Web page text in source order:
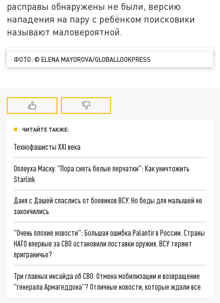
расправы обнаружены не были, версию
нападения на пару с ребёнком поисковики
называют маловероятной.
ФОТО: © ELENA MAYOROVA/GLOBALLOOKPRESS
ЧИТАЙТЕ ТАКЖЕ:
Технофашисты XXI века
Оплеуха Маску. "Пора снять белые перчатки": Как уничтожить
Starlink
Даня с Дашей спаслись от боевиков ВСУ. Но беды для малышей не
закончились
"Очень плохие новости": Большая ошибка Palantir в России. Страны
НАТО впервые за СВО остановили поставки оружия. ВСУ теряют
приграничье?
Три главных инсайда об СВО. Отмена мобилизации и возвращение
"генерала Армагеддона"? Отличные новости, которые ждали все